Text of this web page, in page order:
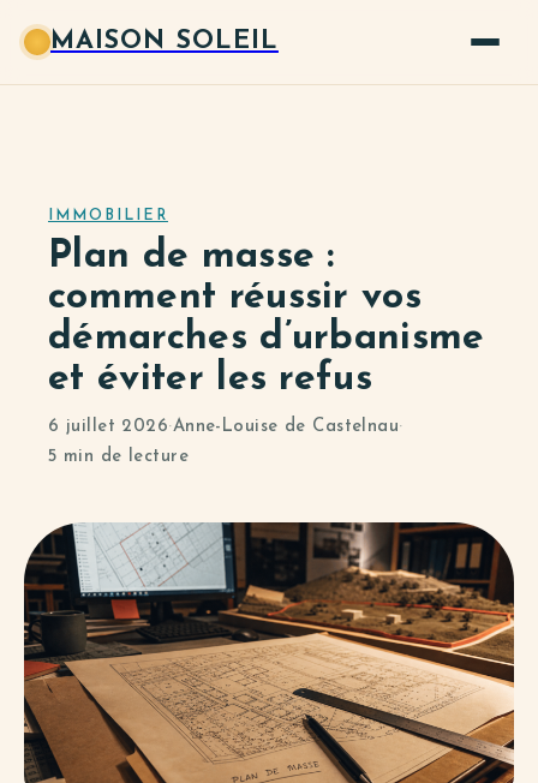
MAISON SOLEIL
IMMOBILIER
Plan de masse :
comment réussir vos
démarches d’urbanisme
et éviter les refus
6 juillet 2026·Anne-Louise de Castelnau·
5 min de lecture